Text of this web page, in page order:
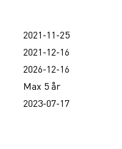
2021-11-25
2021-12-16
2026-12-16
Max 5 år
2023-07-17